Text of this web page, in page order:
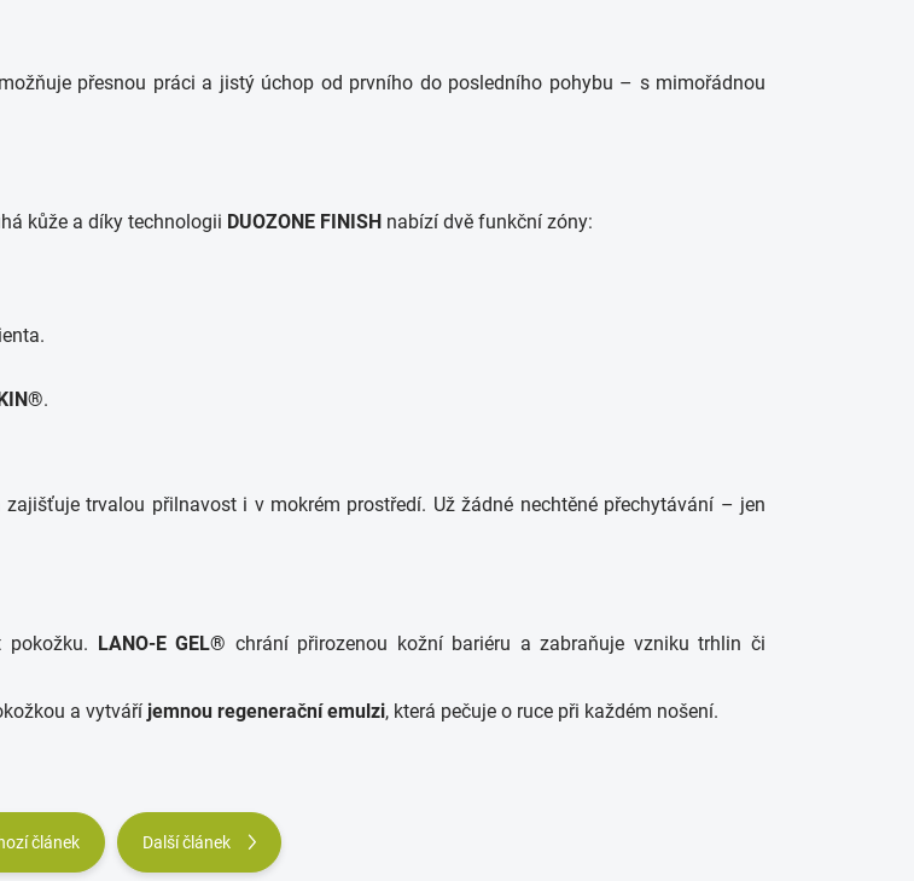
přesnou práci a jistý úchop od prvního do posledního pohybu – s mimořádnou
kůže a díky technologii DUOZONE FINISH nabízí dvě funkční zóny:
.
zajišťuje trvalou přilnavost i v mokrém prostředí. Už žádné nechtěné přechytávání – jen
pokožku. LANO-E GEL® chrání přirozenou kožní bariéru a zabraňuje vzniku trhlin či
a vytváří jemnou regenerační emulzi, která pečuje o ruce při každém nošení.
článek Další článek